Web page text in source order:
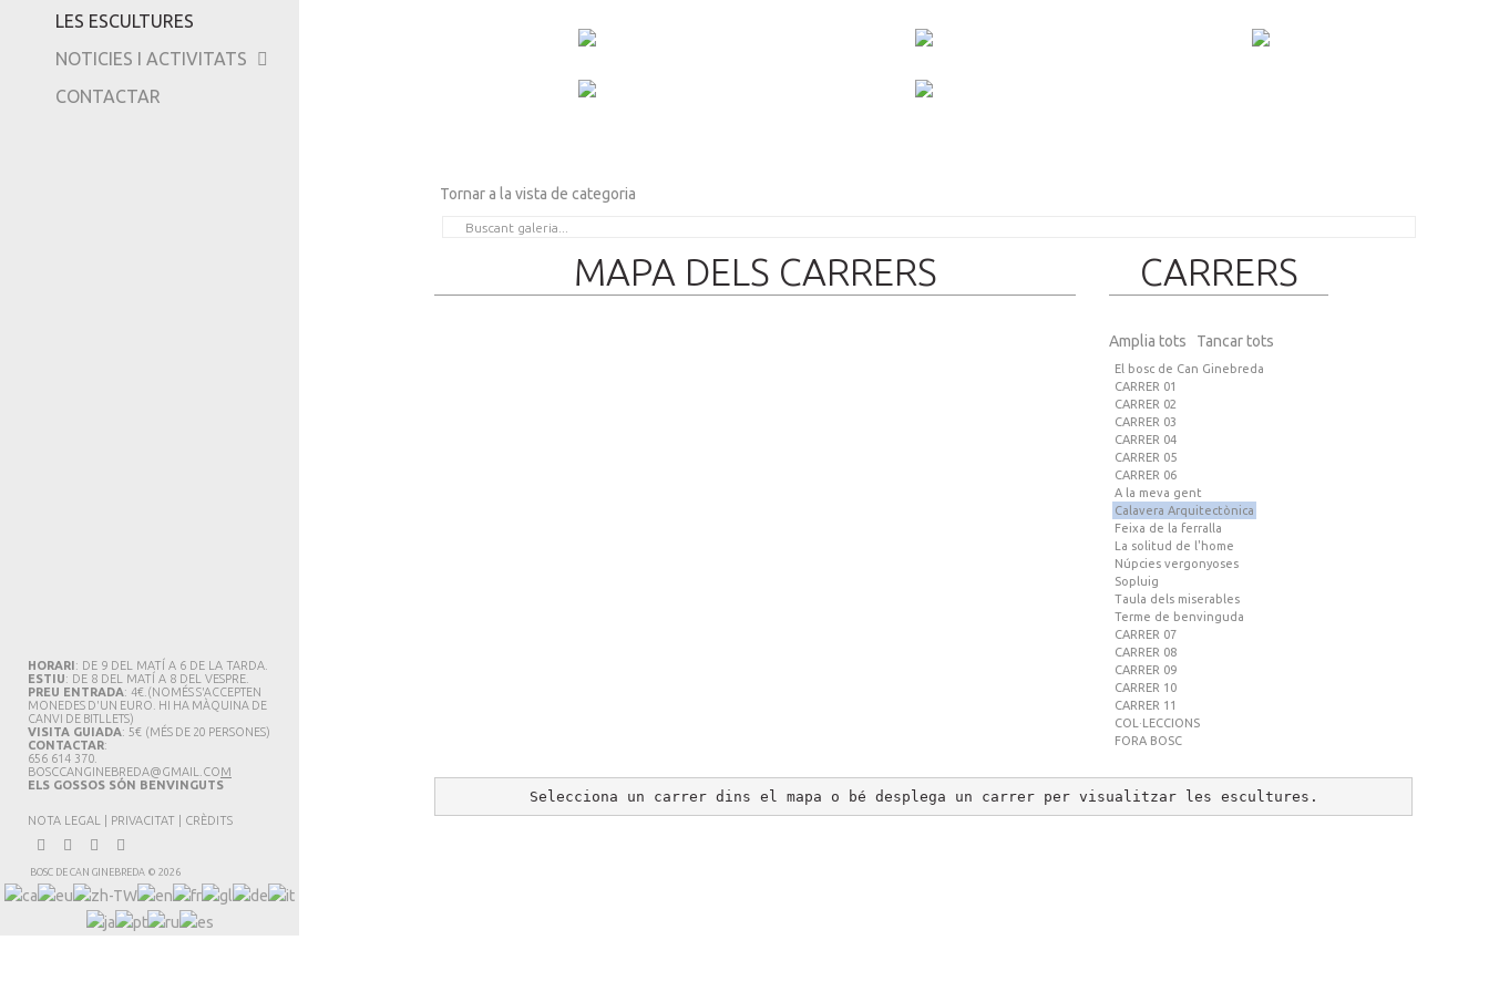
LES ESCULTURES
NOTICIES I ACTIVITATS
CONTACTAR
HORARI : DE 9 DEL MATÍ A 6 DE LA TARDA.
ESTIU: DE 8 DEL MATÍ A 8 DEL VESPRE.
PREU ENTRADA: 4€.(NOMÉS S'ACCEPTEN
MONEDES D'UN EURO. HI HA MÀQUINA DE
CANVI DE BITLLETS)
VISITA GUIADA: 5€ (MÉS DE 20 PERSONES)
CONTACTAR:
656 614 370.
BOSCCANGINEBREDA@GMAIL.COM
ELS GOSSOS SÓN BENVINGUTS
NOTA LEGAL PRIVACITAT CRÈDITS
BOSC DE CAN GINEBREDA © 2026
Tornar a la vista de categoria
MAPA DELS CARRERS CARRERS
Amplia tots Tancar tots
El bosc de Can Ginebreda
CARRER 01
CARRER 02
CARRER 03
CARRER 04
CARRER 05
CARRER 06
A la meva gent
Calavera Arquitectònica
Feixa de la ferralla
La solitud de l'home
Núpcies vergonyoses
Sopluig
Taula dels miserables
Terme de benvinguda
CARRER 07
CARRER 08
CARRER 09
CARRER 10
CARRER 11
COL·LECCIONS
FORA BOSC
Selecciona un carrer dins el mapa o bé desplega un carrer per visualitzar les escultures.